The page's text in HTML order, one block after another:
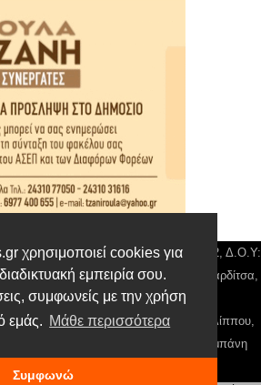
χρησιμοποιεί cookies για
εμπειρία σου.
συμφωνείς με την χρήση
εμάς. Μάθε περισσότερα
Συμφωνώ
Τίτλος: Orion Media, ΑΦΜ: 043750542, Δ.Ο.Υ:
Δ/νση: Διάκου 10 τ.κ 43132 Καρδίτσα,
email:news@karditsanews.gr.
και Διαχειριστής: Παναγιώτης Φιλίππου,
Βασιλική, Διευθύντιρα Σύνταξης: Μπαλαμπάνη
domain name Παναγιώτης Φιλίππου